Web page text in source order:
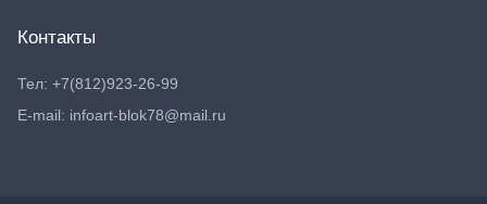
Контакты
Тел: +7(812)923-26-99
E-mail: infoart-blok78@mail.ru